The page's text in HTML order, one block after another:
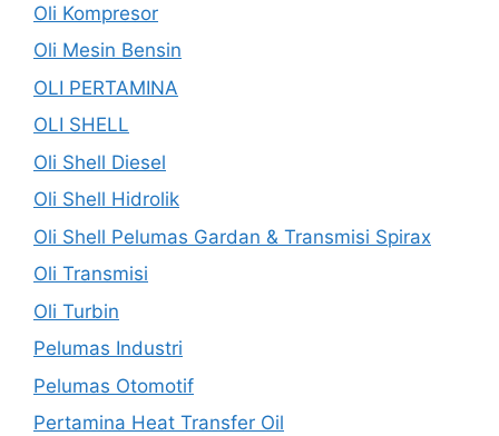
Oli Kompresor
Oli Mesin Bensin
OLI PERTAMINA
OLI SHELL
Oli Shell Diesel
Oli Shell Hidrolik
Oli Shell Pelumas Gardan & Transmisi Spirax
Oli Transmisi
Oli Turbin
Pelumas Industri
Pelumas Otomotif
Pertamina Heat Transfer Oil